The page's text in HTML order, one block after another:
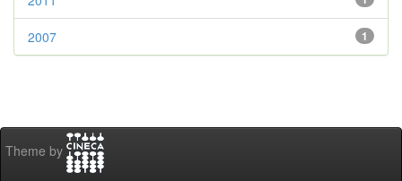
1
2007
Theme by